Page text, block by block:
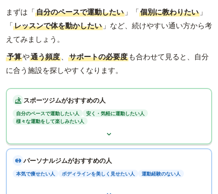
まずは「自分のペースで運動したい 」「個別に教わりたい 」
「レッスンで体を動かしたい 」など、続けやすい通い方から考
えてみましょう。
予算や通う頻度 、 サポートの必要度 も合わせて見ると、自分
に合う施設を探しやすくなります。
スポーツジムがおすすめの人
自分のペースで運動したい人
安く・気軽に運動したい人
様々な運動をして楽しみたい人
パーソナルジムがおすすめの人
本気で痩せたい人 ボディラインを美しく見せたい人 運動経験のない人